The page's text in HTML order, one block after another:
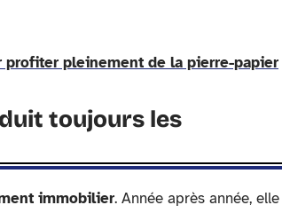
pleinement de la pierre-papier
toujours les
immobilier. Année après année, elle